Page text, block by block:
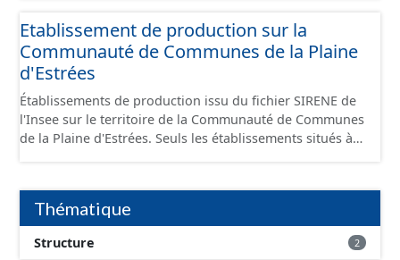
Etablissement de production sur la
Communauté de Communes de la Plaine
d'Estrées
Établissements de production issu du fichier SIRENE de
l'Insee sur le territoire de la Communauté de Communes
de la Plaine d'Estrées. Seuls les établissements situés à
conformément aux prescriptions du standard CNIG Sites
Économiques. Ce lot ne contient pas la référence aux
terrains à vocation économique à ce jour. Il est filtré au-
delà des prescriptions du CNIG se limitant aux SCI.
Thématique
Structure 2